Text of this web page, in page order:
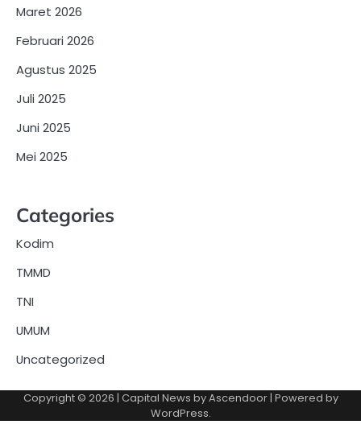
Maret 2026
Februari 2026
Agustus 2025
Juli 2025
Juni 2025
Mei 2025
Categories
Kodim
TMMD
TNI
UMUM
Uncategorized
Copyright © 2026 | Capital News byAscendoor| Powered by
WordPress.